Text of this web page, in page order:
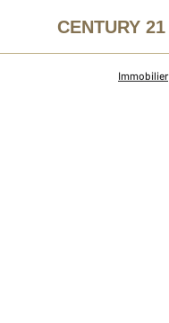
CENTURY 21
Immobilier